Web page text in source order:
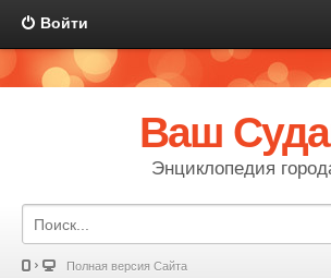
Войти
Ваш
Энциклопедия
Полная версия Сайта